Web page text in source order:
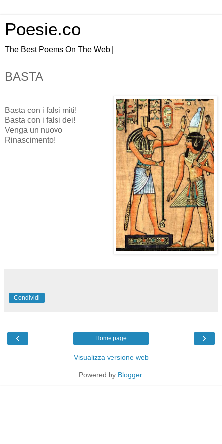
Poesie.co
The Best Poems On The Web |
BASTA
Basta con i falsi miti!
Basta con i falsi dei!
Venga un nuovo
Rinascimento!
Condividi
‹ ›
Home page
Visualizza versione web
Powered by Blogger.